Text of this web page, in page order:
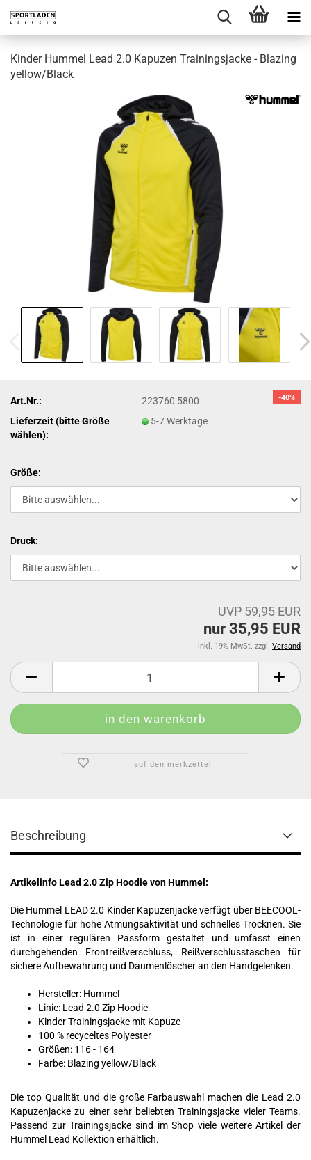
Kinder Hummel Lead 2.0 Kapuzen Trainingsjacke - Blazing
yellow/Black
-40%
Art.Nr.:
223760 5800
Lieferzeit (bitte Größe
wählen):
5-7 Werktage
Größe:
Druck:
UVP 59,95 EUR
nur 35,95 EUR
inkl. 19% MwSt. zzgl. Versand
auf den merkzettel
Beschreibung
Artikelinfo Lead 2.0 Zip Hoodie von Hummel:
Die Hummel LEAD 2.0 Kinder Kapuzenjacke verfügt über BEECOOL-
Technologie für hohe Atmungsaktivität und schnelles Trocknen. Sie
ist in einer regulären Passform gestaltet und umfasst einen
durchgehenden Frontreißverschluss, Reißverschlusstaschen für
sichere Aufbewahrung und Daumenlöscher an den Handgelenken.
Hersteller: Hummel
Linie: Lead 2.0 Zip Hoodie
Kinder Trainingsjacke mit Kapuze
100 % recyceltes Polyester
Größen: 116 - 164
Farbe: Blazing yellow/Black
Die top Qualität und die große Farbauswahl machen die Lead 2.0
Kapuzenjacke zu einer sehr beliebten Trainingsjacke vieler Teams.
Passend zur Trainingsjacke sind im Shop viele weitere Artikel der
Hummel Lead Kollektion erhältlich.